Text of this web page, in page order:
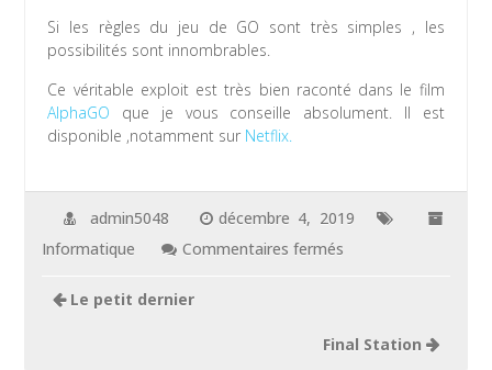
Si les règles du jeu de GO sont très simples , les
possibilités sont innombrables.
Ce véritable exploit est très bien raconté dans le film
AlphaGO que je vous conseille absolument. Il est
disponible ,notamment sur Netflix.
admin5048
décembre 4, 2019
Informatique
Commentaires fermés
Le petit dernier
Final Station